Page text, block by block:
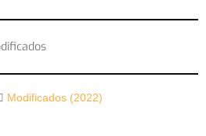
Modificados (2022)